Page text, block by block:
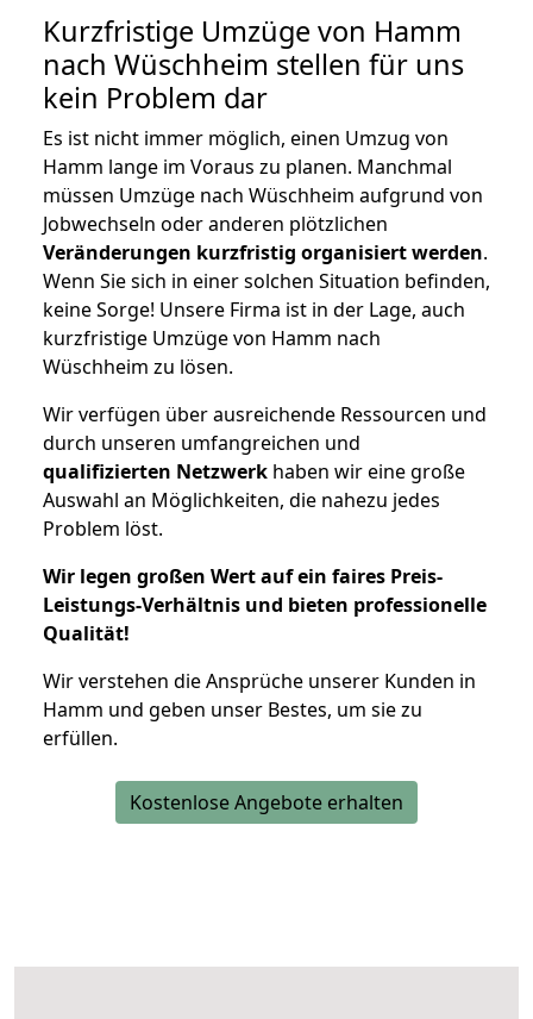
Kurzfristige Umzüge von Hamm
nach Wüschheim stellen für uns
kein Problem dar
Es ist nicht immer möglich, einen Umzug von
Hamm lange im Voraus zu planen. Manchmal
müssen Umzüge nach Wüschheim aufgrund von
Jobwechseln oder anderen plötzlichen
Veränderungen kurzfristig organisiert werden.
Wenn Sie sich in einer solchen Situation befinden,
keine Sorge! Unsere Firma ist in der Lage, auch
kurzfristige Umzüge von Hamm nach
Wüschheim zu lösen.
Wir verfügen über ausreichende Ressourcen und
durch unseren umfangreichen und
qualifizierten Netzwerk haben wir eine große
Auswahl an Möglichkeiten, die nahezu jedes
Problem löst.
Wir legen großen Wert auf ein faires Preis-
Leistungs-Verhältnis und bieten professionelle
Qualität!
Wir verstehen die Ansprüche unserer Kunden in
Hamm und geben unser Bestes, um sie zu
erfüllen.
Kostenlose Angebote erhalten